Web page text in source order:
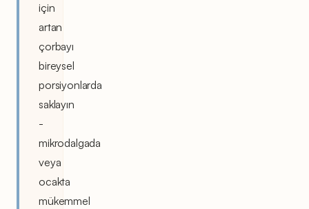
için
artan
çorbayı
bireysel
porsiyonlarda
saklayın
-
mikrodalgada
veya
ocakta
mükemmel